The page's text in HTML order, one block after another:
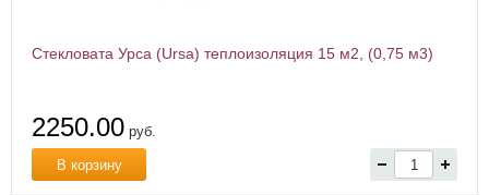
Стекловата Урса (Ursa) теплоизоляция 15 м2, (0,75 м3)
2250.00 руб.
В корзину